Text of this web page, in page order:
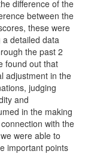
difference of the
between the
these were
detailed data
the past 2
found out that
adjustment in the
judging
and
in the making
with the
were able to
important points